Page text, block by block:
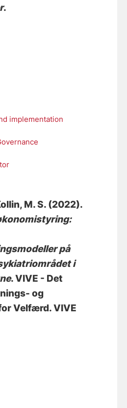
.
implementation
M. S. (2022).
på
i
. VIVE - Det
og
Velfærd. VIVE